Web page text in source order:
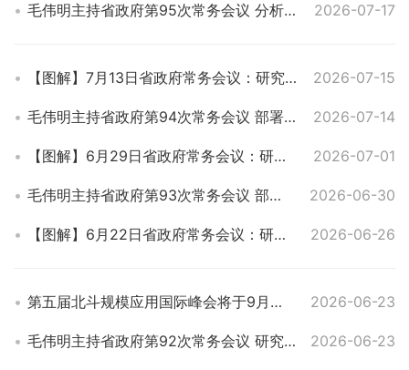
毛伟明主持省政府第95次常务会议 分析上半年全省经济形势 部署下半年工作等 2026-07-17
【图解】7月13日省政府常务会议：研究部署防汛抗旱和安全生产、重点企业培育、北斗产业发展、生态绿心发展等工作 2026-07-15
毛伟明主持省政府第94次常务会议 部署防汛抗旱和安全生产、重点企业培育、北斗产业发展、生态绿心发展等工作 2026-07-14
【图解】6月29日省政府常务会议：研究部署防汛物资储备管理、危化品网售监管、中央安全生产考核巡查反馈问题整改等工作 2026-07-01
毛伟明主持省政府第93次常务会议 部署防汛物资储备管理、危化品网售监管、中央安全生产考核巡查反馈问题整改等 2026-06-30
【图解】6月22日省政府常务会议：研究部署法治政府建设、民营经济发展、农村集体经济组织发展等工作 2026-06-26
第五届北斗规模应用国际峰会将于9月在株洲举行 2026-06-23
毛伟明主持省政府第92次常务会议 研究部署法治政府建设、民营经济发展、农村集体经济组织发展等工作 2026-06-23